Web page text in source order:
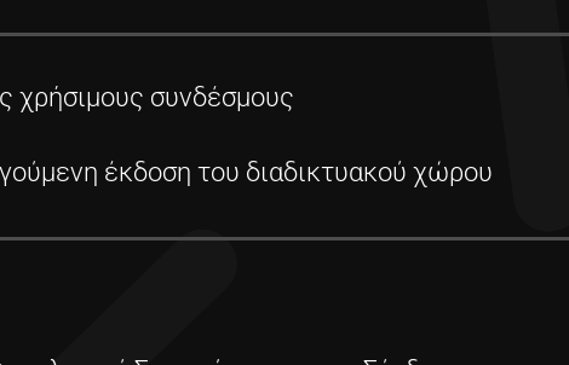
χρήσιμους συνδέσμους
έκδοση του διαδικτυακού χώρου